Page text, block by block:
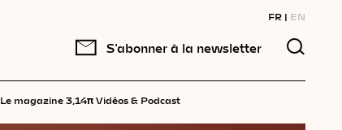
FR EN
S'abonner à la newsletter
Le magazine 3,14π Vidéos & Podcast